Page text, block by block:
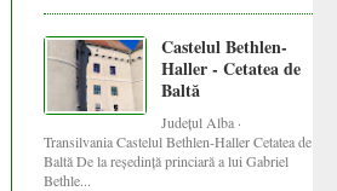
Castelul Bethlen-
Haller - Cetatea de
Baltă
Județul Alba ·
Transilvania Castelul Bethlen-Haller Cetatea de
Baltă De la reședință princiară a lui Gabriel
Bethle...